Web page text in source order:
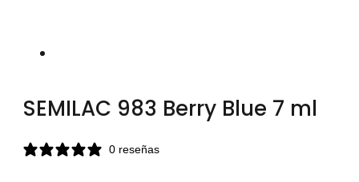
SEMILAC 983 Berry Blue 7 ml
0 reseñas